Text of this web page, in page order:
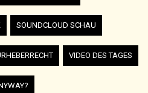
SOUNDCLOUD SCHAU
VIDEO DES TAGES